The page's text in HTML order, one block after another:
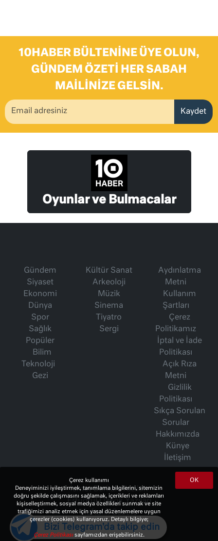
10HABER BÜLTENINE ÜYE OLUN,
GÜNDEM ÖZETI HER SABAH
MAILINIZE GELSIN.
Kaydet
Oyunlar ve Bulmacalar
Gündem
Siyaset
Ekonomi
Dünya
Spor
Sağlık
Popüler
Bilim
Teknoloji
Gezi
Kültür Sanat
Arkeoloji
Müzik
Sinema
Tiyatro
Sergi
Aydınlatma
Metni
Kullanım
Şartları
Çerez
Politikamız
İptal ve İade
Politikası
Açık Rıza
Metni
Gizlilik
Politikası
Sıkça Sorulan
Sorular
Hakkımızda
Künye
İletişim
İsmet Berkan Yazıları
Ertuğrul Özkök Yazıları
Haftalık Gazete
OK
Çerez kullanımı
Deneyiminizi iyileştirmek, tanımlama bilgilerini, sitemizin
doğru şekilde çalışmasını sağlamak, içerikleri ve reklamları
kişiselleştirmek, sosyal medya özellikleri sunmak ve site
trafiğimizi analiz etmek için yasal düzenlemelere uygun
çerezler (cookies) kullanıyoruz. Detaylı bilgiye;
Çerez Politikasısayfamızdan erişebilirsiniz.
Bizi Telegram'da takip edin